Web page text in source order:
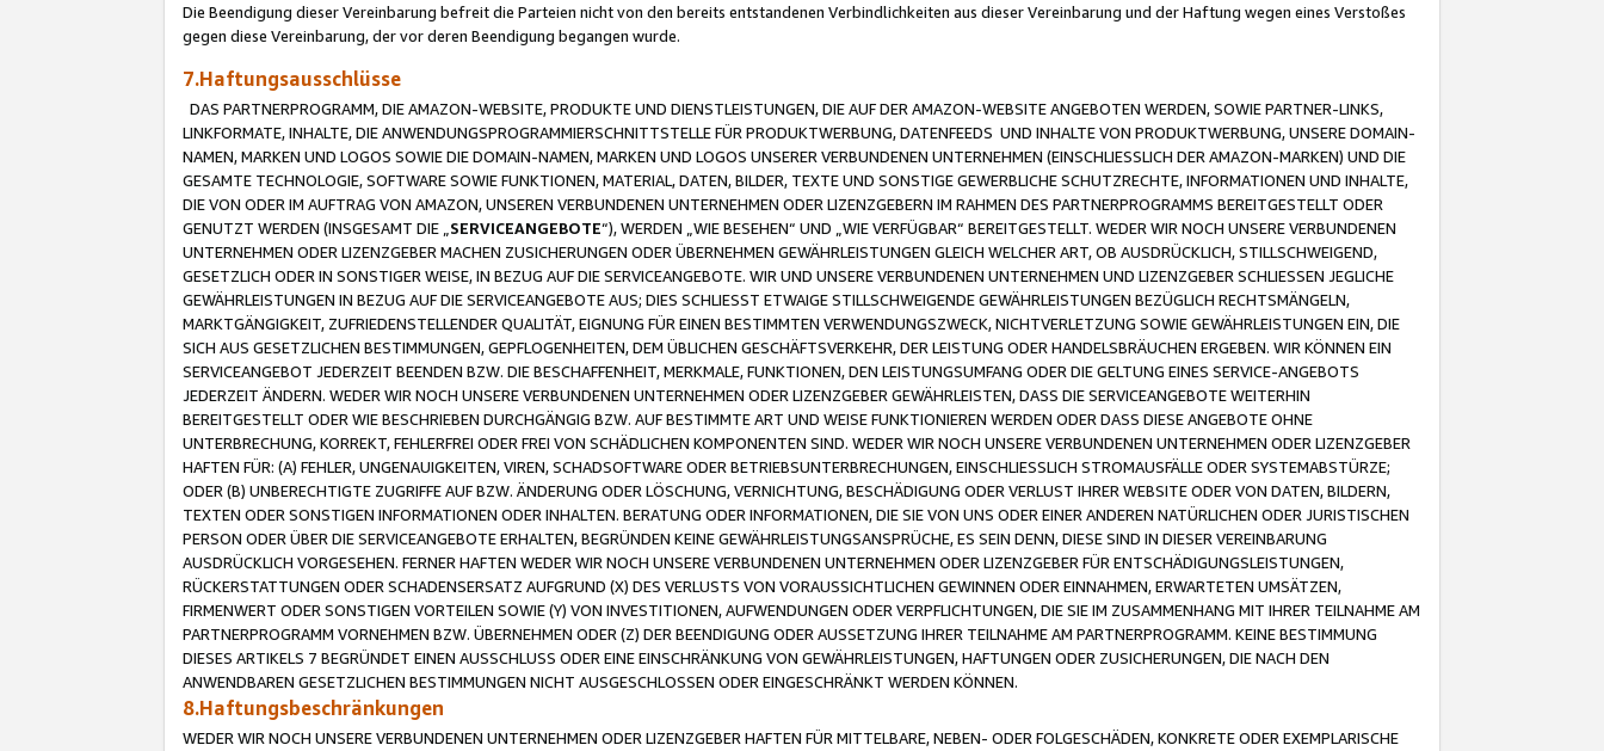
Die Beendigung dieser Vereinbarung befreit die Parteien nicht von den bereits entstandenen Verbindlichkeiten aus dieser Vereinbarung und der Haftung wegen eines Verstoßes
gegen diese Vereinbarung, der vor deren Beendigung begangen wurde.
7.Haftungsausschlüsse
DAS PARTNERPROGRAMM, DIE AMAZON-WEBSITE, PRODUKTE UND DIENSTLEISTUNGEN, DIE AUF DER AMAZON-WEBSITE ANGEBOTEN WERDEN, SOWIE PARTNER-LINKS,
LINKFORMATE, INHALTE, DIE ANWENDUNGSPROGRAMMIERSCHNITTSTELLE FÜR PRODUKTWERBUNG, DATENFEEDS UND INHALTE VON PRODUKTWERBUNG, UNSERE DOMAIN-
NAMEN, MARKEN UND LOGOS SOWIE DIE DOMAIN-NAMEN, MARKEN UND LOGOS UNSERER VERBUNDENEN UNTERNEHMEN (EINSCHLIESSLICH DER AMAZON-MARKEN) UND DIE
GESAMTE TECHNOLOGIE, SOFTWARE SOWIE FUNKTIONEN, MATERIAL, DATEN, BILDER, TEXTE UND SONSTIGE GEWERBLICHE SCHUTZRECHTE, INFORMATIONEN UND INHALTE,
DIE VON ODER IM AUFTRAG VON AMAZON, UNSEREN VERBUNDENEN UNTERNEHMEN ODER LIZENZGEBERN IM RAHMEN DES PARTNERPROGRAMMS BEREITGESTELLT ODER
GENUTZT WERDEN (INSGESAMT DIE „ SERVICEANGEBOTE“), WERDEN „WIE BESEHEN“ UND „WIE VERFÜGBAR“ BEREITGESTELLT. WEDER WIR NOCH UNSERE VERBUNDENEN
UNTERNEHMEN ODER LIZENZGEBER MACHEN ZUSICHERUNGEN ODER ÜBERNEHMEN GEWÄHRLEISTUNGEN GLEICH WELCHER ART, OB AUSDRÜCKLICH, STILLSCHWEIGEND,
GESETZLICH ODER IN SONSTIGER WEISE, IN BEZUG AUF DIE SERVICEANGEBOTE. WIR UND UNSERE VERBUNDENEN UNTERNEHMEN UND LIZENZGEBER SCHLIESSEN JEGLICHE
GEWÄHRLEISTUNGEN IN BEZUG AUF DIE SERVICEANGEBOTE AUS; DIES SCHLIESST ETWAIGE STILLSCHWEIGENDE GEWÄHRLEISTUNGEN BEZÜGLICH RECHTSMÄNGELN,
MARKTGÄNGIGKEIT, ZUFRIEDENSTELLENDER QUALITÄT, EIGNUNG FÜR EINEN BESTIMMTEN VERWENDUNGSZWECK, NICHTVERLETZUNG SOWIE GEWÄHRLEISTUNGEN EIN, DIE
SICH AUS GESETZLICHEN BESTIMMUNGEN, GEPFLOGENHEITEN, DEM ÜBLICHEN GESCHÄFTSVERKEHR, DER LEISTUNG ODER HANDELSBRÄUCHEN ERGEBEN. WIR KÖNNEN EIN
SERVICEANGEBOT JEDERZEIT BEENDEN BZW. DIE BESCHAFFENHEIT, MERKMALE, FUNKTIONEN, DEN LEISTUNGSUMFANG ODER DIE GELTUNG EINES SERVICE-ANGEBOTS
JEDERZEIT ÄNDERN. WEDER WIR NOCH UNSERE VERBUNDENEN UNTERNEHMEN ODER LIZENZGEBER GEWÄHRLEISTEN, DASS DIE SERVICEANGEBOTE WEITERHIN
BEREITGESTELLT ODER WIE BESCHRIEBEN DURCHGÄNGIG BZW. AUF BESTIMMTE ART UND WEISE FUNKTIONIEREN WERDEN ODER DASS DIESE ANGEBOTE OHNE
UNTERBRECHUNG, KORREKT, FEHLERFREI ODER FREI VON SCHÄDLICHEN KOMPONENTEN SIND. WEDER WIR NOCH UNSERE VERBUNDENEN UNTERNEHMEN ODER LIZENZGEBER
HAFTEN FÜR: (A) FEHLER, UNGENAUIGKEITEN, VIREN, SCHADSOFTWARE ODER BETRIEBSUNTERBRECHUNGEN, EINSCHLIESSLICH STROMAUSFÄLLE ODER SYSTEMABSTÜRZE;
ODER (B) UNBERECHTIGTE ZUGRIFFE AUF BZW. ÄNDERUNG ODER LÖSCHUNG, VERNICHTUNG, BESCHÄDIGUNG ODER VERLUST IHRER WEBSITE ODER VON DATEN, BILDERN,
TEXTEN ODER SONSTIGEN INFORMATIONEN ODER INHALTEN. BERATUNG ODER INFORMATIONEN, DIE SIE VON UNS ODER EINER ANDEREN NATÜRLICHEN ODER JURISTISCHEN
PERSON ODER ÜBER DIE SERVICEANGEBOTE ERHALTEN, BEGRÜNDEN KEINE GEWÄHRLEISTUNGSANSPRÜCHE, ES SEIN DENN, DIESE SIND IN DIESER VEREINBARUNG
AUSDRÜCKLICH VORGESEHEN. FERNER HAFTEN WEDER WIR NOCH UNSERE VERBUNDENEN UNTERNEHMEN ODER LIZENZGEBER FÜR ENTSCHÄDIGUNGSLEISTUNGEN,
RÜCKERSTATTUNGEN ODER SCHADENSERSATZ AUFGRUND (X) DES VERLUSTS VON VORAUSSICHTLICHEN GEWINNEN ODER EINNAHMEN, ERWARTETEN UMSÄTZEN,
FIRMENWERT ODER SONSTIGEN VORTEILEN SOWIE (Y) VON INVESTITIONEN, AUFWENDUNGEN ODER VERPFLICHTUNGEN, DIE SIE IM ZUSAMMENHANG MIT IHRER TEILNAHME AM
PARTNERPROGRAMM VORNEHMEN BZW. ÜBERNEHMEN ODER (Z) DER BEENDIGUNG ODER AUSSETZUNG IHRER TEILNAHME AM PARTNERPROGRAMM. KEINE BESTIMMUNG
DIESES ARTIKELS 7 BEGRÜNDET EINEN AUSSCHLUSS ODER EINE EINSCHRÄNKUNG VON GEWÄHRLEISTUNGEN, HAFTUNGEN ODER ZUSICHERUNGEN, DIE NACH DEN
ANWENDBAREN GESETZLICHEN BESTIMMUNGEN NICHT AUSGESCHLOSSEN ODER EINGESCHRÄNKT WERDEN KÖNNEN.
8.Haftungsbeschränkungen
WEDER WIR NOCH UNSERE VERBUNDENEN UNTERNEHMEN ODER LIZENZGEBER HAFTEN FÜR MITTELBARE, NEBEN- ODER FOLGESCHÄDEN, KONKRETE ODER EXEMPLARISCHE